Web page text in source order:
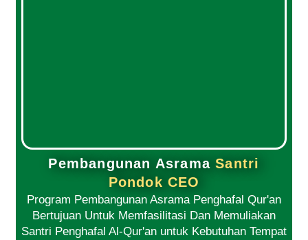
Pembangunan AsramaSantri
Pondok CEO
Program Pembangunan Asrama Penghafal Qur'an
Bertujuan Untuk Memfasilitasi Dan Memuliakan
Santri Penghafal Al-Qur'an untuk Kebutuhan Tempat